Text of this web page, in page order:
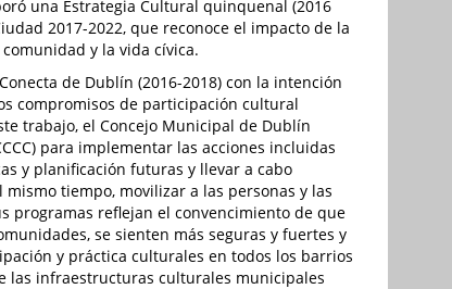
una Estrategia Cultural quinquenal (2016
2017-2022, que reconoce el impacto de la
y la vida cívica.
de Dublín (2016-2018) con la intención
compromisos de participación cultural
trabajo, el Concejo Municipal de Dublín
para implementar las acciones incluidas
y planificación futuras y llevar a cabo
tiempo, movilizar a las personas y las
programas reflejan el convencimiento de que
se sienten más seguras y fuertes y
y práctica culturales en todos los barrios
las infraestructuras culturales municipales